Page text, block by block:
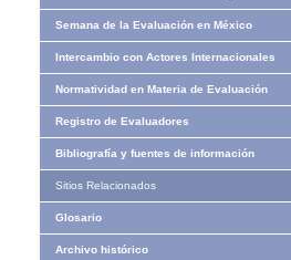
​​​​​​Semana de la Evaluación en México
Intercambio con Actores Internacionales
Normatividad en Materia de Evaluación
Registro de Evaluadores
Bibliografía y fuentes de información
Sitios Relacionados
Glosario
Archivo histórico